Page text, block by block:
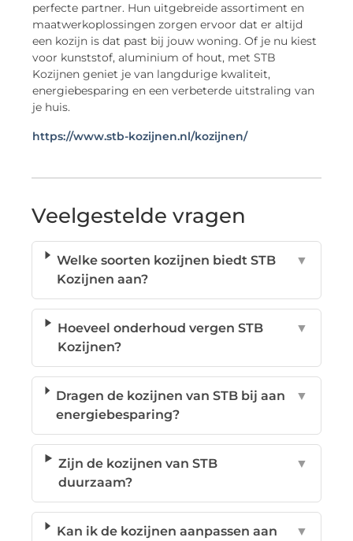
perfecte partner. Hun uitgebreide assortiment en
maatwerkoplossingen zorgen ervoor dat er altijd
een kozijn is dat past bij jouw woning. Of je nu kiest
voor kunststof, aluminium of hout, met STB
Kozijnen geniet je van langdurige kwaliteit,
energiebesparing en een verbeterde uitstraling van
je huis.
https://www.stb-kozijnen.nl/kozijnen/
Veelgestelde vragen
Welke soorten kozijnen biedt STB
Kozijnen aan?
▼
Hoeveel onderhoud vergen STB
Kozijnen?
▼
Dragen de kozijnen van STB bij aan
energiebesparing?
▼
Zijn de kozijnen van STB
duurzaam?
▼
Kan ik de kozijnen aanpassen aan ▼